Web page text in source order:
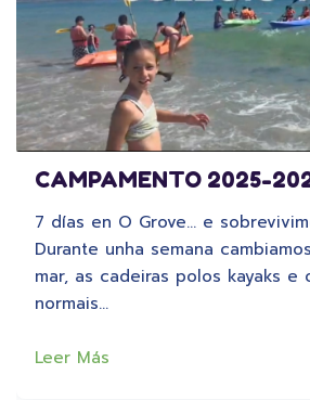
CAMPAMENTO 2025-
7 días en O Grove… e
Durante unha semana
mar, as cadeiras polos kayaks e
normais…
Leer Más